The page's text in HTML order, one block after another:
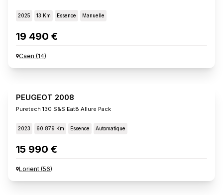
2025 13 Km Essence Manuelle
19 490 €
Caen (14)
PEUGEOT 2008
Puretech 130 S&s Eat8 Allure Pack
2023 60 879 Km Essence Automatique
15 990 €
Lorient (56)